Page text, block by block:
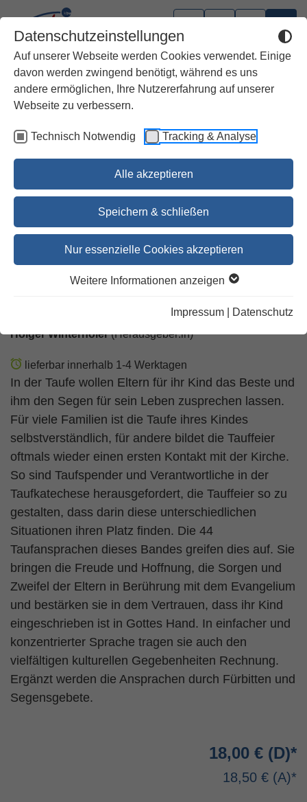
Datenschutzeinstellungen
Auf unserer Webseite werden Cookies verwendet. Einige
davon werden zwingend benötigt, während es uns
andere ermöglichen, Ihre Nutzererfahrung auf unserer
Webseite zu verbessern.
Technisch Notwendig Tracking & Analyse
Alle akzeptieren
Speichern & schließen
Nur essenzielle Cookies akzeptieren
Weitere Informationen anzeigen
Impressum Datenschutz
Eine neue Schöpfung
Ansprachen und Impulse für Tauffeiern
Holger Winterholer(Herausgeber:in)
lieferbar innerhalb 1-4 Werktagen
In der Taufe wollen Eltern für ihr Kind das Beste und
ihm den Segen für sein Leben zusprechen lassen.
Für viele Familien ist die Taufe ihres Kindes
selbstverständlich, für andere bildet die Tauffeier
oftmals wieder einen ersten Kontakt mit der Kirche.
So sind Taufspender und Verantwortliche in der
Taufkatechese herausgefordert, die Tauffeier so zu
gestalten, dass darin diese unterschiedlichen
Situationen ihren Platz finden. Die 44
Taufansprachen dieses Bandes greifen dies auf. Sie
bringen die Freude und Hoffnung, die Sorgen und
Zweifel der Eltern in Berührung mit dem Evangelium
und bestärken sie in dem Vertrauen, dass ihr Kind
eingeschrieben ist in Gottes Hand. In einfacher und
konzentrierter Sprache tragen sie auch den
vielfältigen kulturellen Gegebenheiten Rechnung.
Ergänzt werden die Ansprachen durch Fürbitten und
Segensgebete.
18,00 €
18,50 €